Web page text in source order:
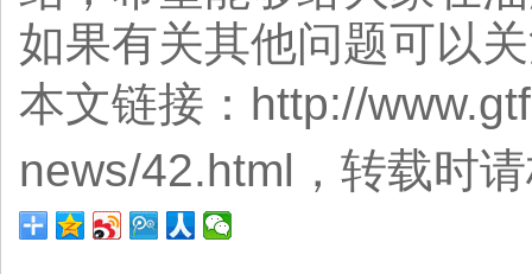
如果有关其他问题可以
本文链接：http://
news/42.html，转载时